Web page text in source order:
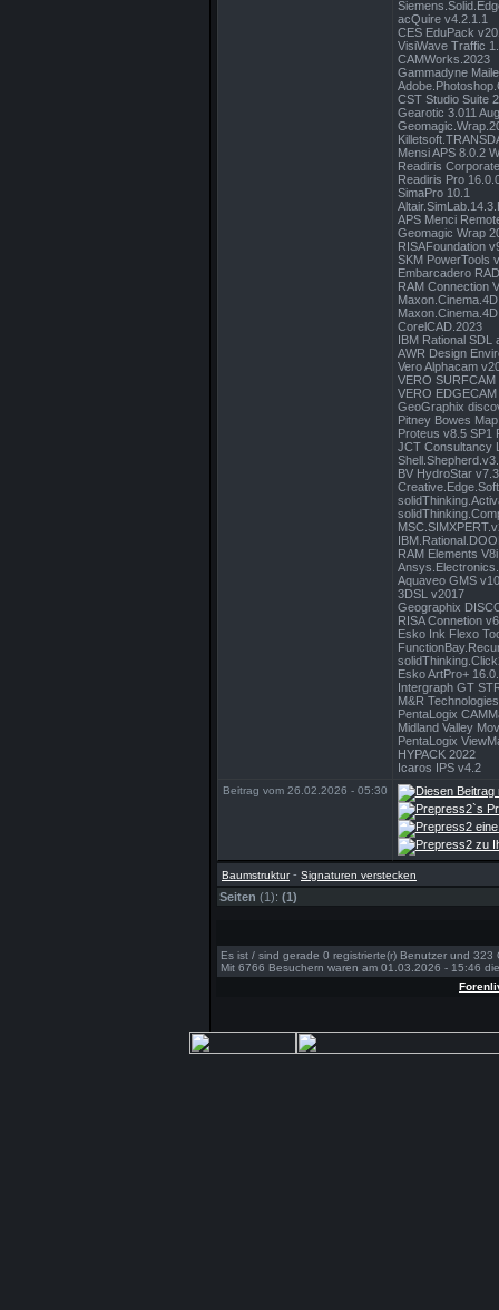
acQuire v4.2.1.1
CES EduPack
VisiWave Traffic
CAMWorks.2023
Gammadyne
CST Studio Suite
Gearotic 3.011
Mensi APS 8.0.2
Readiris
Readiris Pro
SimaPro 10.1
APS Menci
Geomagic Wrap
RISAFoundation
SKM PowerTools
Embarcadero
RAM Connection
CorelCAD.2023
IBM Rational SDL
AWR Design
Vero Alphacam
VERO SURFCAM
VERO
GeoGraphix
Pitney Bowes
Proteus v8.5 SP1
JCT Consultancy
BV HydroStar
RAM Elements
Aquaveo GMS
3DSL v2017
Geographix
RISA Connetion
Esko Ink Flexo
Esko ArtPro+
Intergraph GT
M&R
PentaLogix
Midland Valley
PentaLogix
HYPACK 2022
Icaros IPS v4.2
Beitrag vom 26.02.2026 - 05:30
Baumstruktur- Signaturen verstecken
Seiten (1): (1)
Es ist / sind gerade 0 registrierte(r) Benutzer und
Mit 6766 Besuchern waren am 01.03.2026 - 15:46